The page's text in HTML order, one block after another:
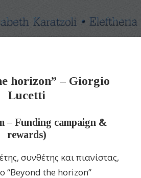
horizon” – Giorgio
Lucetti
– Funding campaign &
rewards)
συνθέτης και πιανίστας,
“Beyond the horizon”